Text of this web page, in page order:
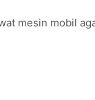
mesin mobil